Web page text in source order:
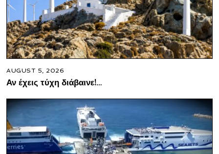
AUGUST 5, 2026
Αν έχεις τύχη διάβαινε!…